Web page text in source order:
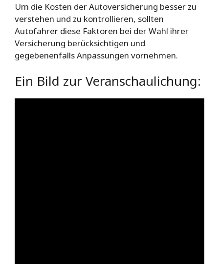
Um die Kosten der Autoversicherung besser zu
verstehen und zu kontrollieren, sollten
Autofahrer diese Faktoren bei der Wahl ihrer
Versicherung berücksichtigen und
gegebenenfalls Anpassungen vornehmen.
Ein Bild zur Veranschaulichung: